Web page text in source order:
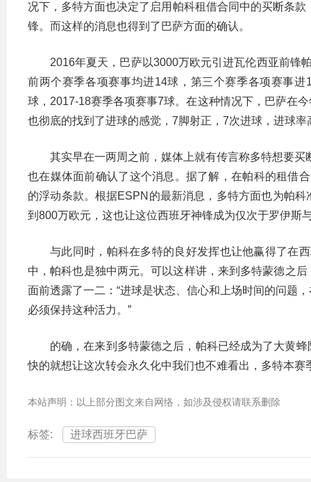
况下，多特方面也决定了启用帕科租借合同中的买断条
锋。而这样的消息也得到了巴萨方面的确认。
2016年夏天，巴萨以3000万欧元引进瓦伦西亚前锋
前两个赛季各项赛事均进14球，第三个赛季各项赛事
球，2017-18赛季各项赛事7球。在这种情况下，巴萨在
也彻底的找到了进球的感觉，7脚射正，7次进球，进球率
其实早在一两周之前，媒体上就有传言称多特想要
也在媒体面前确认了这个消息。据了解，在帕科的租借
的浮动条款。根据ESPN的最新消息，多特方面也为帕
到800万欧元，这也让这位西班牙神锋成为仅次于罗伊斯
与此同时，帕科在多特的良好发挥也让他赢得了在
中，帕科也是独中两元。可以这样讲，来到多特蒙德之
面前透露了一二：“进球是状态、信心和上场时间的问题
必须保持这种活力。”
的确，在来到多特蒙德之后，帕科已经成为了大黄
快的就想让这次转会永久化中我们也不难看出，多特本赛
本站声明：以上部分图文来自网络，如涉及侵权请联系删除
标签: 进球西班牙巴萨